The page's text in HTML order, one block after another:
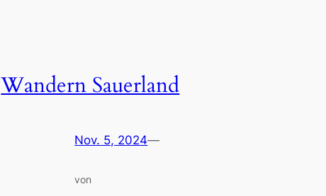
Wandern Sauerland
Nov. 5, 2024—
von